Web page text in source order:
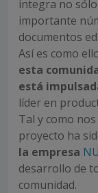
integra no
importante
documentos
Así es como
esta
está
líder en
Tal y como
proyecto ha
la empresa
desarrollo de
comunidad.